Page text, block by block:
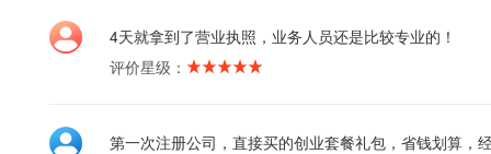
4天就拿到了营业执照，业务人员还是比较专业的！
评价星级：
第一次注册公司，直接买的创业套餐礼包，省钱划算，